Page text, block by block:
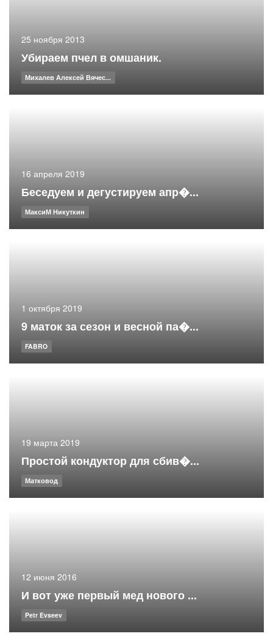
25 ноября 2013
Убираем пчел в омшаник.
Михалев Алексей Вячес...
16 апреля 2019
Беседуем и дегустируем апр�...
МаксиМ Никуткин
1 октября 2019
9 маток за сезон и весной па�...
FABRO
19 марта 2019
Простой кондуктор для сбив�...
Матковод
12 июня 2016
И вот уже первый мед нового ...
Petr Evseev